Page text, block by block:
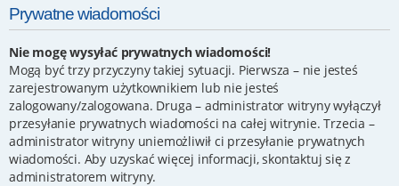
Prywatne wiadomości
Nie mogę wysyłać prywatnych wiadomości!
Mogą być trzy przyczyny takiej sytuacji. Pierwsza – nie jesteś
zarejestrowanym użytkownikiem lub nie jesteś
zalogowany/zalogowana. Druga – administrator witryny wyłączył
przesyłanie prywatnych wiadomości na całej witrynie. Trzecia –
administrator witryny uniemożliwił ci przesyłanie prywatnych
wiadomości. Aby uzyskać więcej informacji, skontaktuj się z
administratorem witryny.